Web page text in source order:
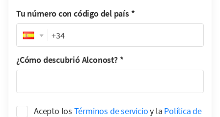
Tu número con código del país *
Phone
¿Cómo descubrió Alconost? *
Acepto los Términos de servicioy la Política de